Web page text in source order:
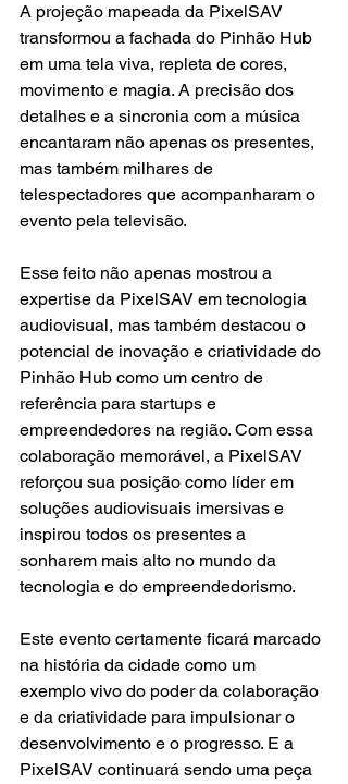
A projeção mapeada da PixelSAV
transformou a fachada do Pinhão Hub
em uma tela viva, repleta de cores,
movimento e magia. A precisão dos
detalhes e a sincronia com a música
encantaram não apenas os presentes,
mas também milhares de
telespectadores que acompanharam o
evento pela televisão.
Esse feito não apenas mostrou a
expertise da PixelSAV em tecnologia
audiovisual, mas também destacou o
potencial de inovação e criatividade do
Pinhão Hub como um centro de
referência para startups e
empreendedores na região. Com essa
colaboração memorável, a PixelSAV
reforçou sua posição como líder em
soluções audiovisuais imersivas e
inspirou todos os presentes a
sonharem mais alto no mundo da
tecnologia e do empreendedorismo.
Este evento certamente ficará marcado
na história da cidade como um
exemplo vivo do poder da colaboração
e da criatividade para impulsionar o
desenvolvimento e o progresso. E a
PixelSAV continuará sendo uma peça